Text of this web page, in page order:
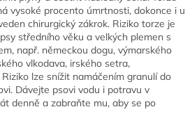
vysoké procento úmrtnosti, dokonce i u
chirurgický zákrok. Riziko torze je
středního věku a velkých plemen s
např. německou dogu, výmarského
vlkodava, irského setra,
lze snížit namáčením granulí do
Dávejte psovi vodu i potravu v
denně a zabraňte mu, aby se po